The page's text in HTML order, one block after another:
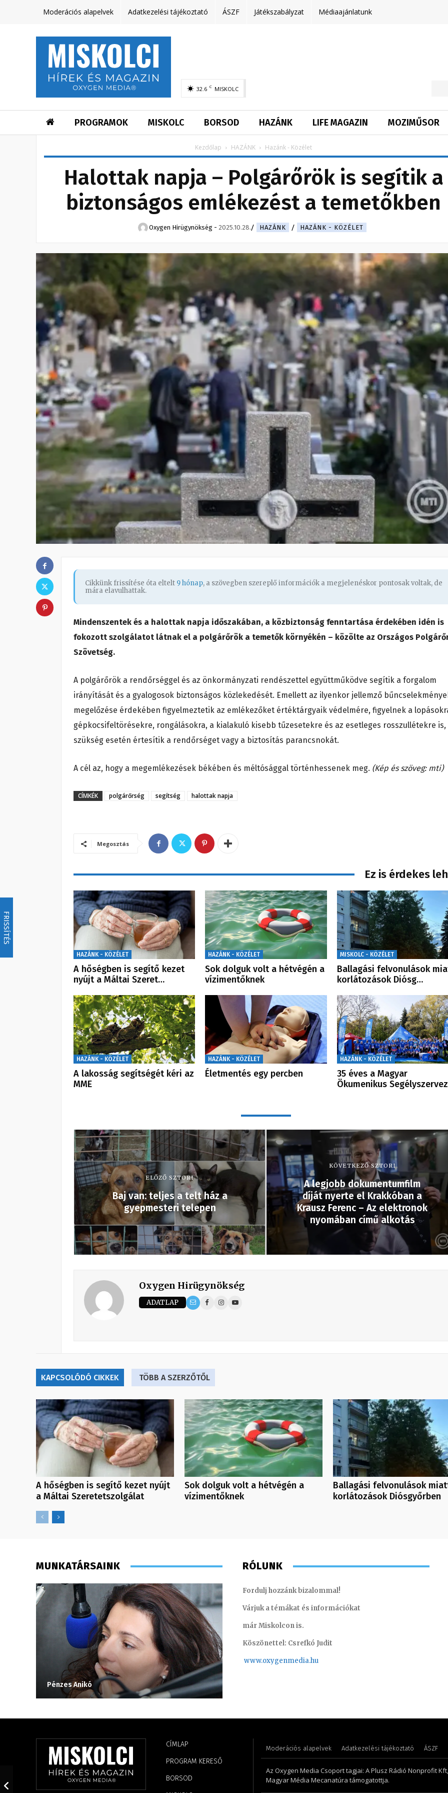
FRISSÍTÉS
Moderációs alapelvek Adatkezelési tájékoztató ÁSZF Játékszabályzat Médiaajánlatunk
32.6 C MISKOLC
PROGRAMOK MISKOLC BORSOD HAZÁNK LIFE MAGAZIN MOZIMŰSOR
Kezdőlap HAZÁNK Hazánk - Közélet
Halottak napja – Polgárőrök is segítik a
biztonságos emlékezést a temetőkben
Oxygen Hirügynökség - 2025.10.28. HAZÁNK HAZÁNK - KÖZÉLET
Cikkünk frissítése óta eltelt 9 hónap, a szövegben szereplő információk a megjelenéskor pontosak voltak, de
mára elavulhattak.
Mindenszentek és a halottak napja időszakában, a közbiztonság fenntartása érdekében idén is
fokozott szolgálatot látnak el a polgárőrök a temetők környékén – közölte az Országos
Szövetség.
A polgárőrök a rendőrséggel és az önkormányzati rendészettel együttműködve segítik a forgalom
irányítását és a gyalogosok biztonságos közlekedését. Emellett az ilyenkor jellemző
megelőzése érdekében figyelmeztetik az emlékezőket értéktárgyaik védelmére, figyelnek a
gépkocsifeltörésekre, rongálásokra, a kialakuló kisebb tűzesetekre és az esetleges rosszullétekre is,
szükség esetén értesítik a rendőrséget vagy a biztosítás parancsnokát.
A cél az, hogy a megemlékezések békében és méltósággal történhessenek meg. (Kép és szöveg: mti)
CÍMKÉK polgárőrség segítség halottak napja
Megosztás
Ez is érdekes
HAZÁNK - KÖZÉLET
A hőségben is segítő kezet
nyújt a Máltai Szeret…
HAZÁNK - KÖZÉLET
Sok dolguk volt a hétvégén a
vízimentőknek
MISKOLC - KÖZÉLET
Ballagási felvonulások
korlátozások Diósg…
HAZÁNK - KÖZÉLET
A lakosság segítségét kéri az
MME
HAZÁNK - KÖZÉLET
Életmentés egy percben
HAZÁNK - KÖZÉLET
35 éves a Magyar
Ökumenikus
ELŐZŐ SZTORI
Baj van: teljes a telt ház a
gyepmesteri telepen
KÖVETKEZŐ SZTORI
A legjobb dokumentumfilm
díját nyerte el Krakkóban a
Krausz Ferenc – Az elektronok
nyomában című alkotás
Oxygen Hirügynökség
ADATLAP
KAPCSOLÓDÓ CIKKEK TÖBB A SZERZŐTŐL
A hőségben is segítő kezet nyújt
a Máltai Szeretetszolgálat
Sok dolguk volt a hétvégén a
vízimentőknek
Ballagási felvonulások
korlátozások Diósgyőrben
MUNKATÁRSAINK
Pénzes Anikó
RÓLUNK
Fordulj hozzánk bizalommal!
Várjuk a témákat és információkat
már Miskolcon is.
Köszönettel: Csrefkó Judit
www.oxygenmedia.hu
CÍMLAP
PROGRAM KERESŐ
BORSOD
Moderációs alapelvek Adatkezelési tájékoztató ÁSZF
Az Oxygen Media Csoport tagjai: A Plusz Rádió Nonprofit
Magyar Média Mecanatúra támogatottja.